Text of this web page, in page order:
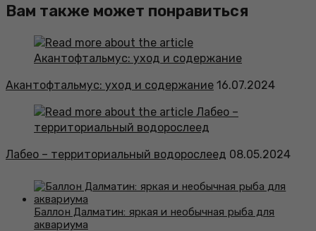
Вам также может понравиться
Акантофтальмус: уход и содержание 16.07.2024
Лабео – территориальный водорослеед 08.05.2024
Баллон Далматин: яркая и необычная рыба для
аквариума